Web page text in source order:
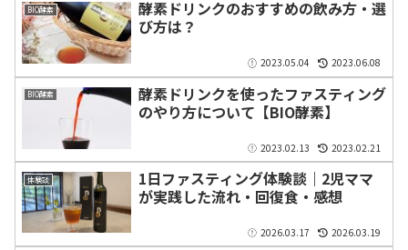
BIO酵素
酵素ドリンクのおすすめの飲み方・選
び方は？
2023.05.04 2023.06.08
BIO酵素
酵素ドリンクを使ったファスティング
のやり方について【BIO酵素】
2023.02.13 2023.02.21
体験談
1日ファスティング体験談｜2児ママ
が実践した流れ・回復食・感想
2026.03.17 2026.03.19